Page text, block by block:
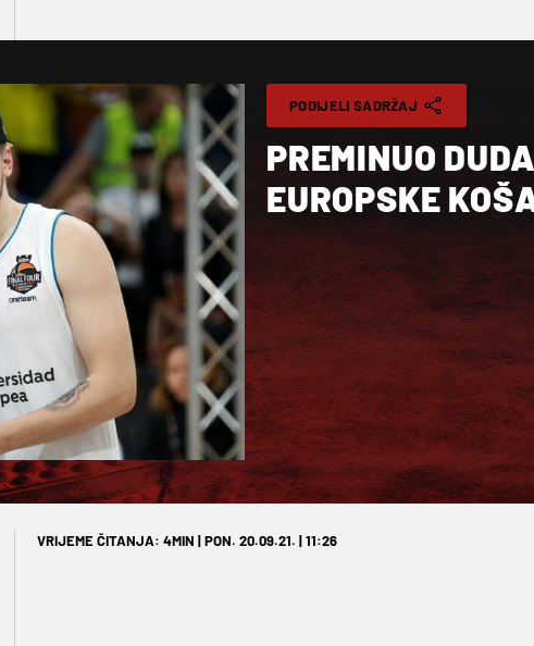
PODIJELI SADRŽAJ
PREMINUO
EUROPSKE
VRIJEME ČITANJA: 4MIN | PON. 20.09.21. | 11:26